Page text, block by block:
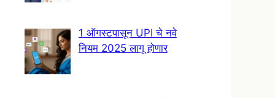
1 ऑगस्टपासून UPI चे नवे
नियम 2025 लागू होणार